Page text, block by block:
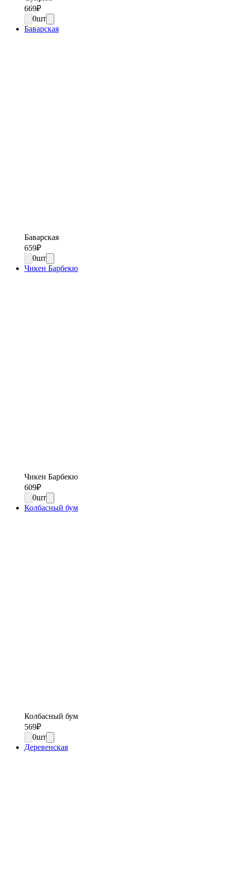
669₽
0шт
Баварская
Баварская
659₽
0шт
Чикен Барбекю
Чикен Барбекю
609₽
0шт
Колбасный бум
Колбасный бум
569₽
0шт
Деревенская